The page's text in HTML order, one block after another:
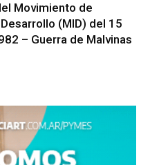
Movimiento de
(MID) del 15
– Guerra de Malvinas